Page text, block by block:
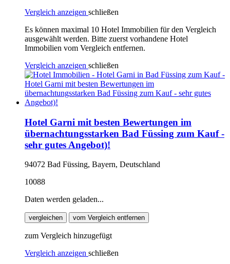
Vergleich anzeigen schließen
Es können maximal 10 Hotel Immobilien für den Vergleich
ausgewählt werden. Bitte zuerst vorhandene Hotel
Immobilien vom Vergleich entfernen.
Vergleich anzeigen schließen
Hotel Garni mit besten Bewertungen im
übernachtungsstarken Bad Füssing zum Kauf -
sehr gutes Angebot)!
94072 Bad Füssing, Bayern, Deutschland
10088
Daten werden geladen...
vergleichen vom Vergleich entfernen
zum Vergleich hinzugefügt
Vergleich anzeigen schließen